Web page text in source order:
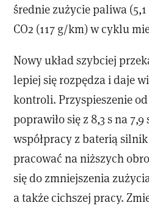
średnie zużycie paliwa
CO2 (117 g/km) w cyklu
Nowy układ szybciej
lepiej się rozpędza i daje
kontroli. Przyspieszenie
poprawiło się z 8,3 s na
współpracy z baterią
pracować na niższych
się do zmniejszenia
a także cichszej pracy.